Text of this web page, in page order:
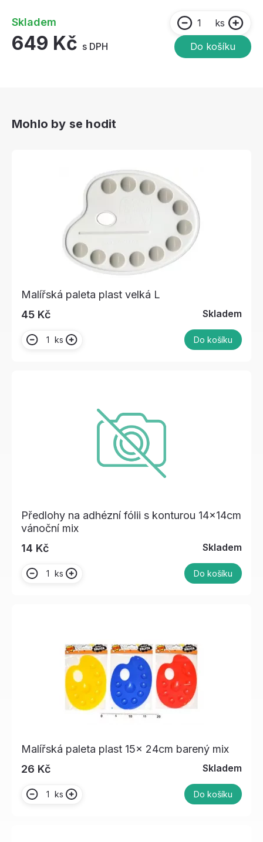
Skladem
649 Kč s DPH
ks
Do košíku
Mohlo by se hodit
Malířská paleta plast velká L
45 Kč
Skladem
ks Do košíku
Předlohy na adhézní fólii s konturou 14x14cm
vánoční mix
14 Kč
Skladem
ks Do košíku
Malířská paleta plast 15x 24cm barený mix
26 Kč
Skladem
ks Do košíku